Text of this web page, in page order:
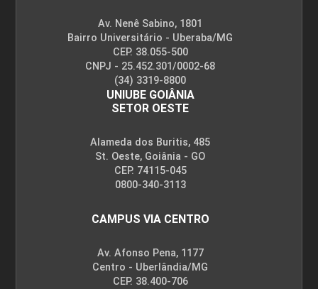
MÁQUINAS DE FLUXO
75
60
Av. Nenê Sabino, 1801
Bairro Universitário - Uberaba/MG
CEP. 38.055-500
CNPJ - 25.452.301/0002-68
(34) 3319-8800
UNIUBE GOIÂNIA
SETOR OESTE
Alameda dos Buritis, 485
St. Oeste, Goiânia - GO
CEP. 74115-045
0800-340-3113
CAMPUS VIA CENTRO
Av. Afonso Pena, 1177
Centro - Uberlândia/MG
CEP. 38.400-706